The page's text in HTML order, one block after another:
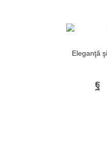
Eleganţă